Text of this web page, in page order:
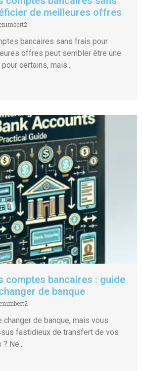
de meilleures offres
bancaires sans frais pour
offres peut sembler être une
certains, mais...
comptes bancaires : guide
de banque
de banque, mais vous
fastidieux de transfert de vos
Ne...